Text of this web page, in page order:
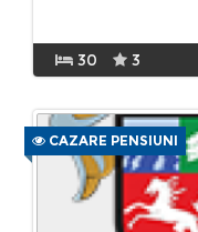
30 3
CAZARE PENSIUNI